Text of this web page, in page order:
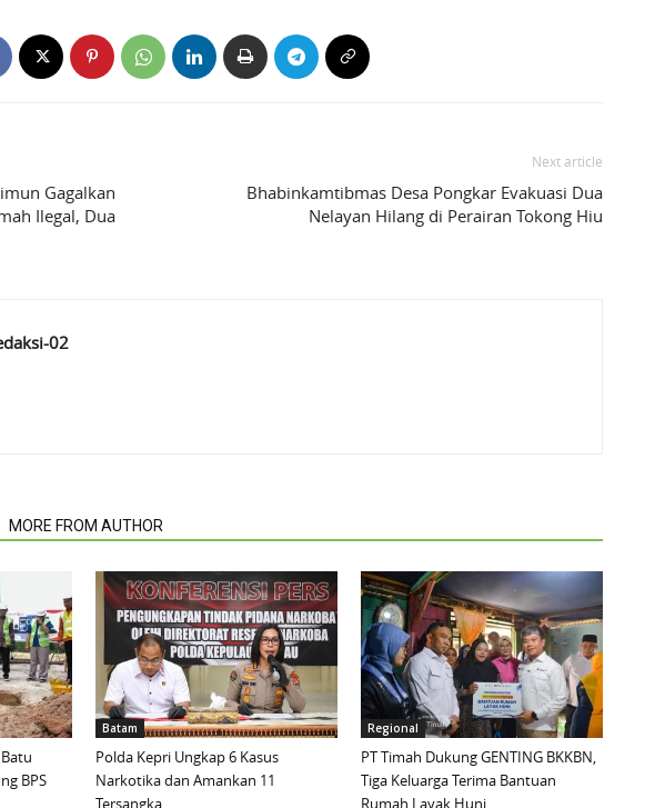
Gagalkan
Ilegal, Dua
Next article
Bhabinkamtibmas Desa Pongkar Evakuasi Dua
Nelayan Hilang di Perairan Tokong Hiu
02
MORE FROM AUTHOR
BPS
Batam
Polda Kepri Ungkap 6 Kasus
Narkotika dan Amankan 11
Tersangka
Regional
PT Timah Dukung GENTING BKKBN,
Tiga Keluarga Terima Bantuan
Rumah Layak Huni